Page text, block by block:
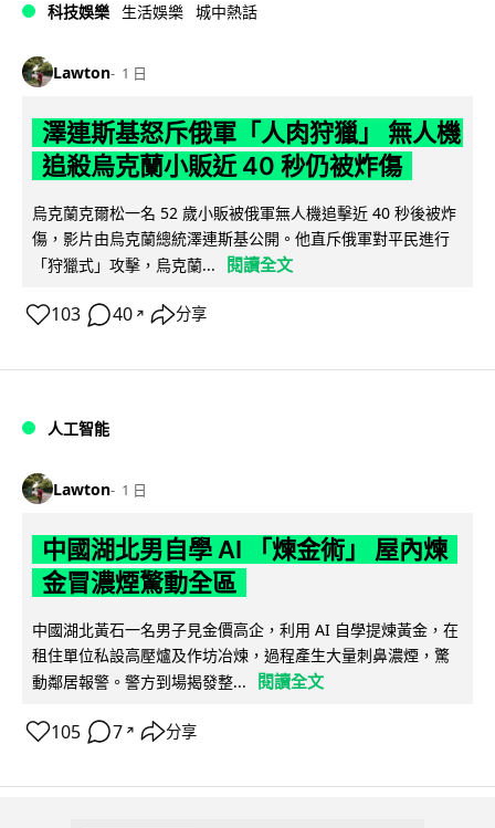
科技娛樂 生活娛樂 城中熱話
Lawton 1 日
澤連斯基怒斥俄軍「人肉狩獵」 無人機
追殺烏克蘭小販近 40 秒仍被炸傷
烏克蘭克爾松一名 52 歲小販被俄軍無人機追擊近 40 秒後被炸
傷，影片由烏克蘭總統澤連斯基公開。他直斥俄軍對平民進行
「狩獵式」攻擊，烏克蘭...
閱讀全文
103 40 ↗ 分享
人工智能
Lawton 1 日
中國湖北男自學 AI 「煉金術」 屋內煉
金冒濃煙驚動全區
中國湖北黃石一名男子見金價高企，利用 AI 自學提煉黃金，在
租住單位私設高壓爐及作坊冶煉，過程產生大量刺鼻濃煙，驚
動鄰居報警。警方到場揭發整...
閱讀全文
105 7 ↗ 分享